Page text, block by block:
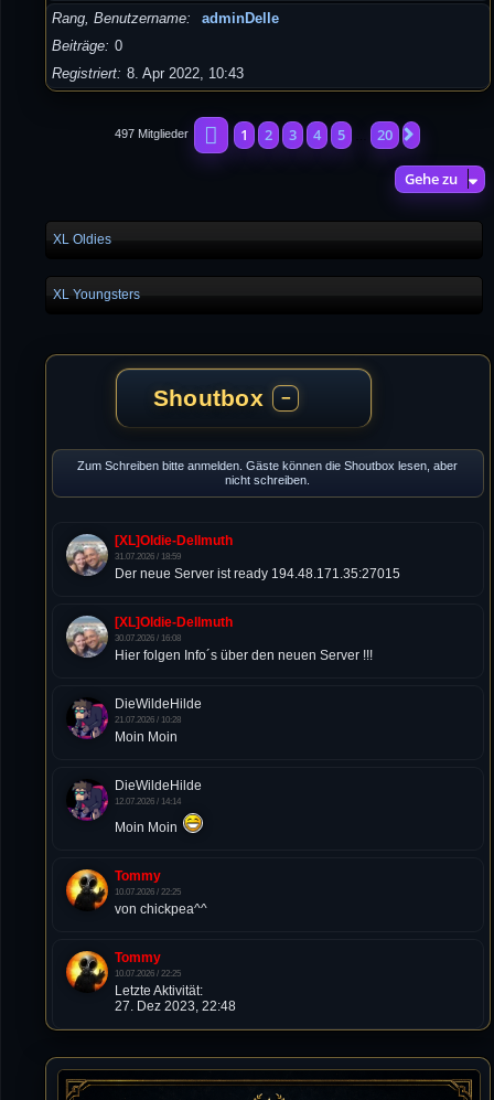
Rang, Benutzername
adminDelle
Beiträge 0
Registriert 8. Apr 2022, 10:43
497 Mitglieder Seite1von20
1 2 3 4 5 20
Gehe zu
XL Oldies
XL Youngsters
Shoutbox −
Zum Schreiben bitte anmelden. Gäste können die Shoutbox lesen, aber
nicht schreiben.
[XL]Oldie-Dellmuth
31.07.2026 / 18:59
Der neue Server ist ready 194.48.171.35:27015
[XL]Oldie-Dellmuth
30.07.2026 / 16:08
Hier folgen Info´s über den neuen Server !!!
DieWildeHilde
21.07.2026 / 10:28
Moin Moin
DieWildeHilde
12.07.2026 / 14:14
Moin Moin
Tommy
10.07.2026 / 22:25
von chickpea^^
Tommy
10.07.2026 / 22:25
Letzte Aktivität:
27. Dez 2023, 22:48
DieWildeHilde
10.07.2026 / 12:48
Happy Birthday Chickpea